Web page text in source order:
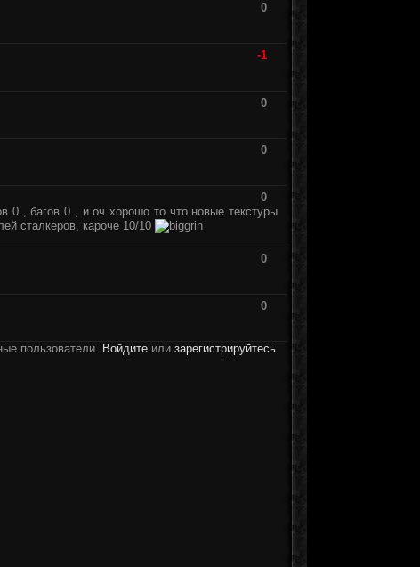
0
-1
0
0
0
0 , багов 0 , и оч хорошо то что новые текстуры
сталкеров, кароче 10/10
0
0
пользователи. Войдите или зарегистрируйтесь